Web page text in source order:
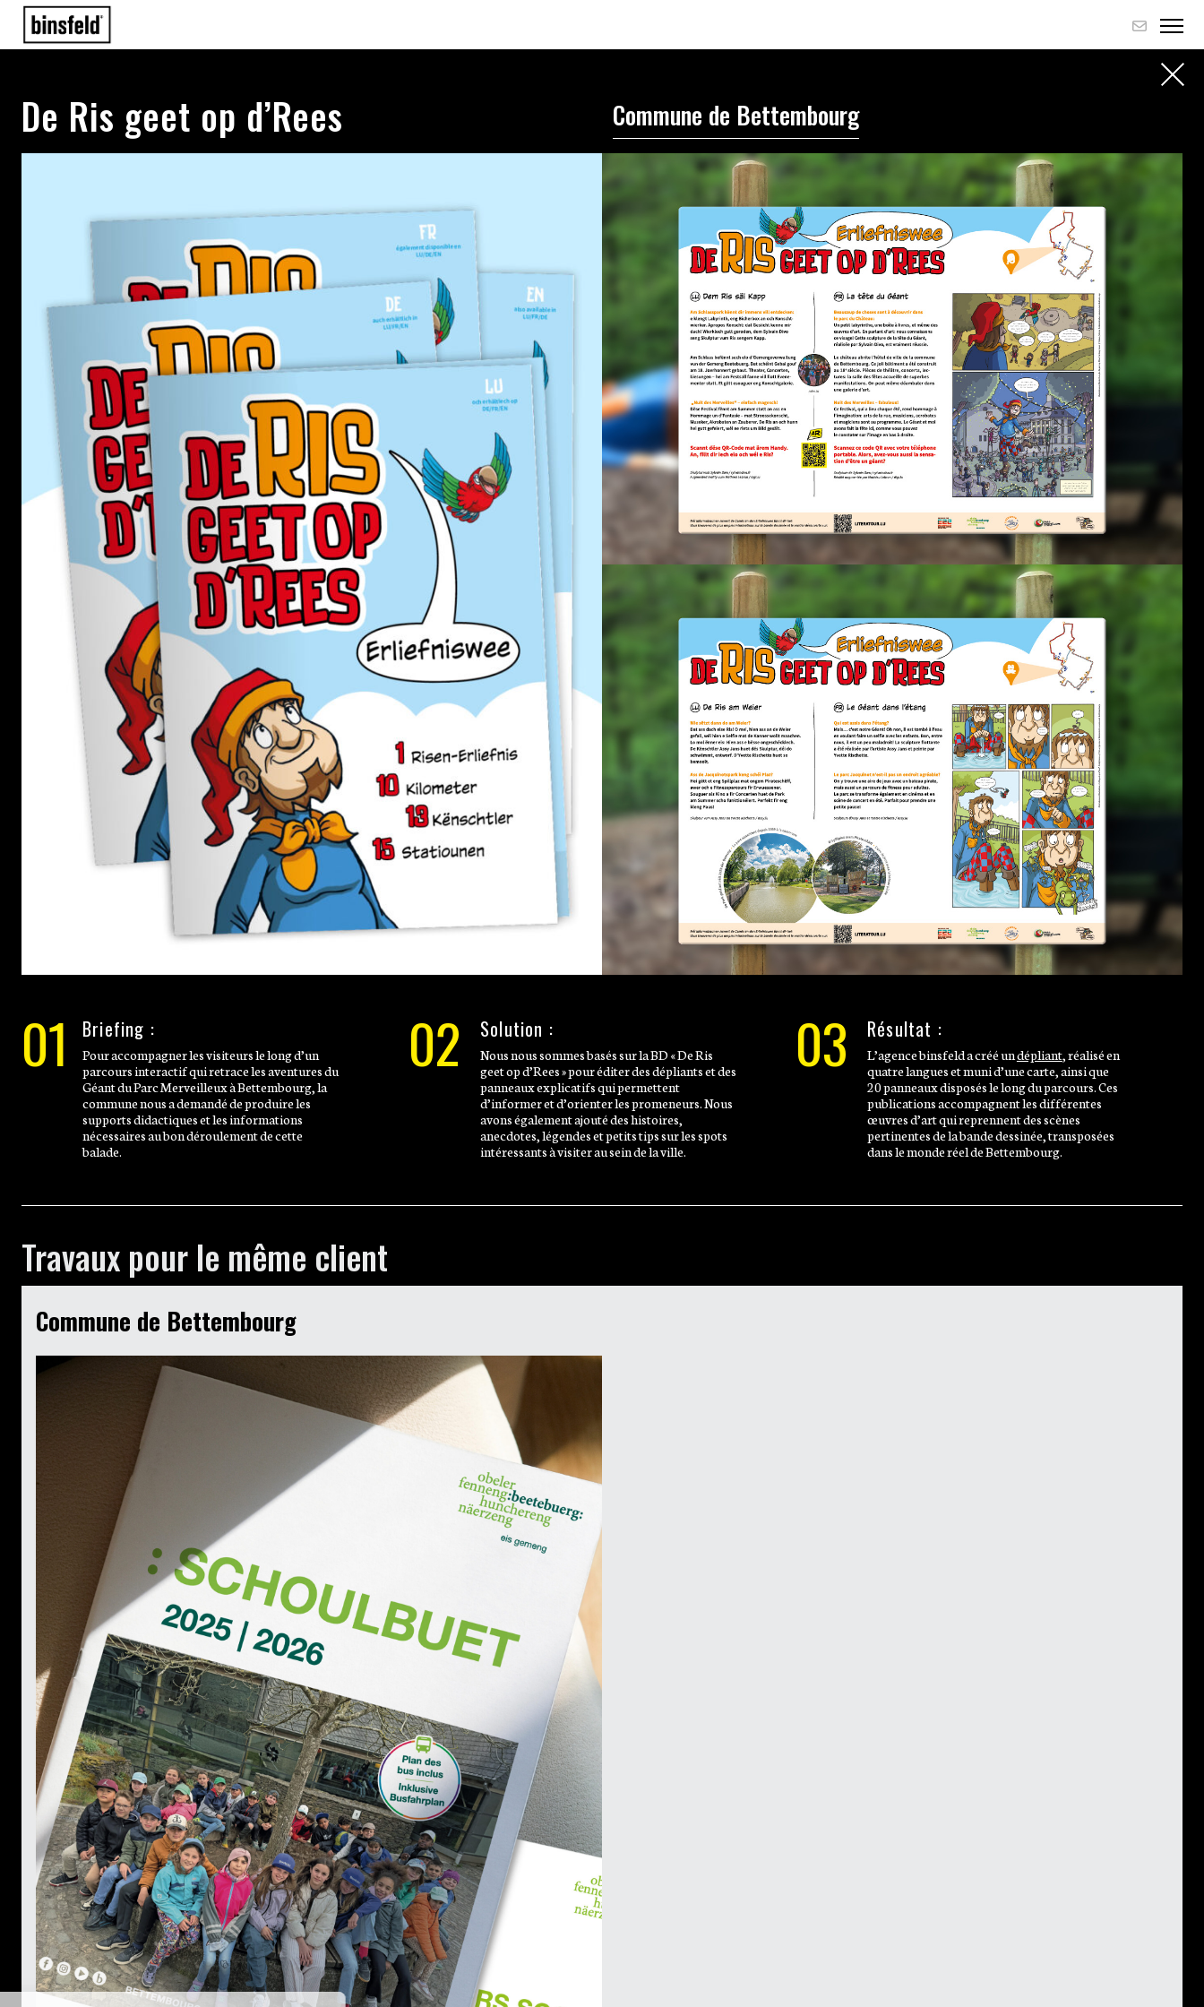
De Ris geet op d’Rees Commune de Bettembourg
01 Briefing :
Pour accompagner les visiteurs le long d’un
parcours interactif qui retrace les aventures du
Géant du Parc Merveilleux à Bettembourg, la
commune nous a demandé de produire les
supports didactiques et les informations
nécessaires au bon déroulement de cette
balade.
02 Solution :
Nous nous sommes basés sur la BD « De Ris
geet op d’Rees » pour éditer des dépliants et des
panneaux explicatifs qui permettent
d’informer et d’orienter les promeneurs. Nous
avons également ajouté des histoires,
anecdotes, légendes et petits tips sur les spots
intéressants à visiter au sein de la ville.
03 Résultat :
L’agence binsfeld a créé undépliant, réalisé en
quatre langues et muni d’une carte, ainsi que
20 panneaux disposés le long du parcours. Ces
publications accompagnent les différentes
œuvres d’art qui reprennent des scènes
pertinentes de la bande dessinée, transposées
dans le monde réel de Bettembourg.
Travaux pour le même client
Commune de Bettembourg